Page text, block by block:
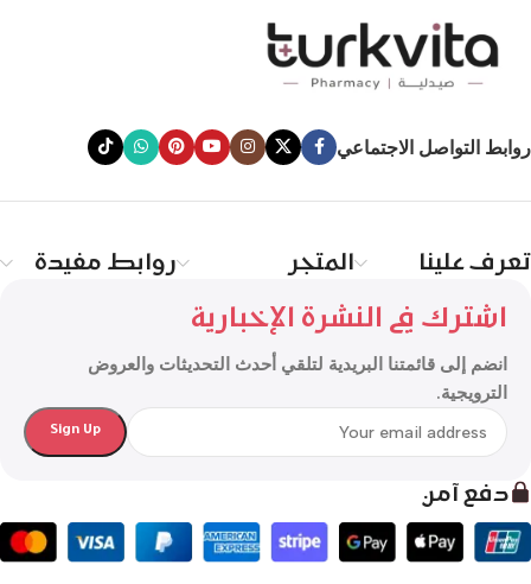
روابط التواصل الاجتماعي
تعرف علينا المتجر روابط مفيدة
اشترك في النشرة الإخبارية
انضم إلى قائمتنا البريدية لتلقي أحدث التحديثات والعروض
الترويجية.
دفع آمن